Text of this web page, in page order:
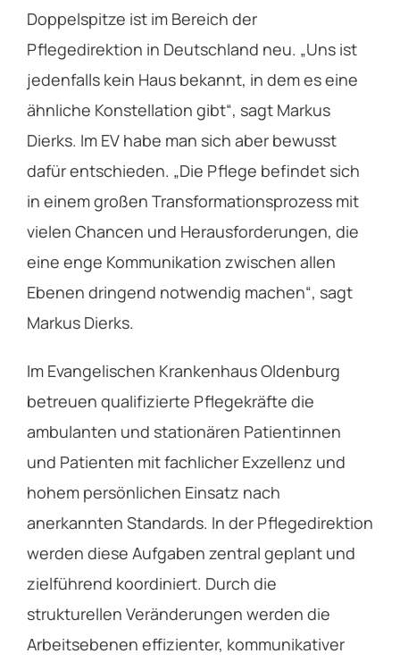
Doppelspitze ist im Bereich der
Pflegedirektion in Deutschland neu. „Uns ist
jedenfalls kein Haus bekannt, in dem es eine
ähnliche Konstellation gibt“, sagt Markus
Dierks. Im EV habe man sich aber bewusst
dafür entschieden. „Die Pflege befindet sich
in einem großen Transformationsprozess mit
vielen Chancen und Herausforderungen, die
eine enge Kommunikation zwischen allen
Ebenen dringend notwendig machen“, sagt
Markus Dierks.
Im Evangelischen Krankenhaus Oldenburg
betreuen qualifizierte Pflegekräfte die
ambulanten und stationären Patientinnen
und Patienten mit fachlicher Exzellenz und
hohem persönlichen Einsatz nach
anerkannten Standards. In der Pflegedirektion
werden diese Aufgaben zentral geplant und
zielführend koordiniert. Durch die
strukturellen Veränderungen werden die
Arbeitsebenen effizienter, kommunikativer